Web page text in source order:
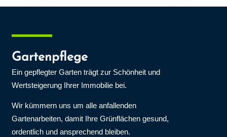
Gartenpflege
Ein gepflegter Garten trägt zur Schönheit und
Wertsteigerung Ihrer Immobilie bei.
Wir kümmern uns um alle anfallenden
Gartenarbeiten, damit Ihre Grünflächen gesund,
ordentlich und ansprechend bleiben.